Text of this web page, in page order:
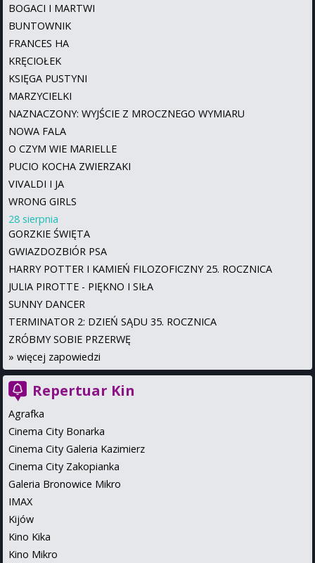
BOGACI I MARTWI
BUNTOWNIK
FRANCES HA
KRĘCIOŁEK
KSIĘGA PUSTYNI
MARZYCIELKI
NAZNACZONY: WYJŚCIE Z MROCZNEGO WYMIARU
NOWA FALA
O CZYM WIE MARIELLE
PUCIO KOCHA ZWIERZAKI
VIVALDI I JA
WRONG GIRLS
28 sierpnia
GORZKIE ŚWIĘTA
GWIAZDOZBIÓR PSA
HARRY POTTER I KAMIEŃ FILOZOFICZNY 25. ROCZNICA
JULIA PIROTTE - PIĘKNO I SIŁA
SUNNY DANCER
TERMINATOR 2: DZIEŃ SĄDU 35. ROCZNICA
ZRÓBMY SOBIE PRZERWĘ
» więcej zapowiedzi
Repertuar Kin
Agrafka
Cinema City Bonarka
Cinema City Galeria Kazimierz
Cinema City Zakopianka
Galeria Bronowice Mikro
IMAX
Kijów
Kino Kika
Kino Mikro